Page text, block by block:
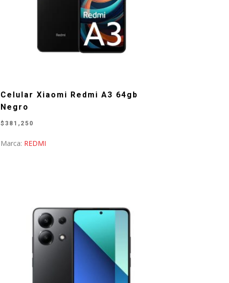
Celular Xiaomi Redmi A3 64gb
Negro
$ 381,250
Marca: REDMI